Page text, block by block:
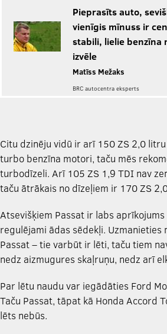
Pieprasīts auto,
vienīgis mīnuss ir
stabili, lielie benzīna
izvēle
Matīss Mežaks
BRC autocentra eksperts
Citu dzinēju vidū ir arī 150 ZS 2,0
turbo benzīna motori, taču mēs
turbodīzeli. Arī 105 ZS 1,9 TDI nav
taču ātrākais no dīzeļiem ir 170 ZS
Atsevišķiem Passat ir labs
regulējami ādas sēdekļi. Uzmanieties
Passat – tie varbūt ir lēti, taču tiem
nedz aizmugures skaļruņu, nedz arī
Par lētu naudu var iegādāties Ford
Taču Passat, tāpat kā Honda Accord
lēts nebūs.